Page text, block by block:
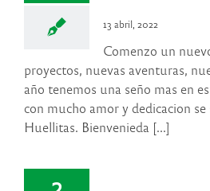
13 abril, 2022
Comenzo un
proyectos, nuevas aventuras,
año tenemos una seño mas en
con mucho amor y dedicacion se
Huellitas. Bienvenieda [...]